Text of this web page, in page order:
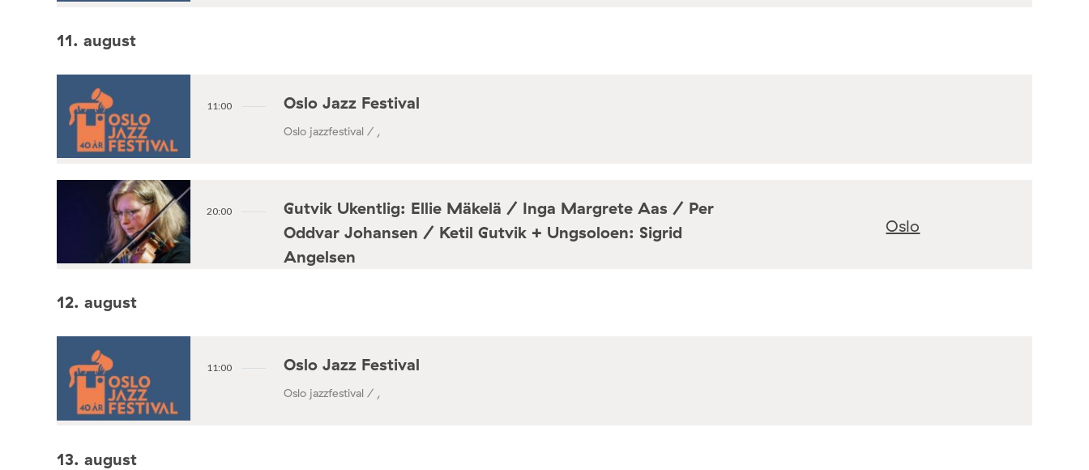
11. august
11:00 Oslo Jazz Festival
Oslo jazzfestival / ,
20:00
Gutvik Ukentlig: Ellie Mäkelä / Inga Margrete Aas / Per
Oddvar Johansen / Ketil Gutvik + Ungsoloen: Sigrid
Angelsen
Oslo
12. august
11:00 Oslo Jazz Festival
Oslo jazzfestival / ,
13. august